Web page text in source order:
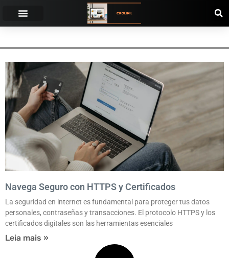
Navega Seguro con HTTPS y Certificados
La seguridad en internet es fundamental para proteger tus datos
personales, contraseñas y transacciones. El protocolo HTTPS y los
certificados digitales son las herramientas esenciales
Leia mais »